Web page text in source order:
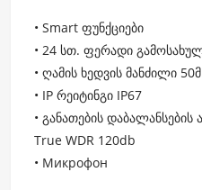
• Smart ფუნქციები
• 24 სთ. ფერადი
• ღამის ხედვის მანძილი
• IP რეიტინგი IP67
• განათების
True WDR 120db
• Микрофон